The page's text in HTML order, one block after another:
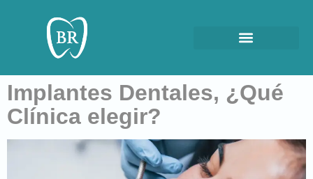
Implantes Dentales, ¿Qué
Clínica elegir?